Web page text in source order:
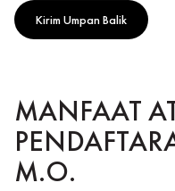
Kirim Umpan Balik
MANFAAT
M.O.